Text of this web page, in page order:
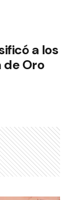
a los
Oro